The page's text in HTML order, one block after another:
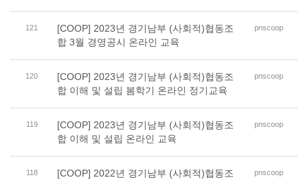
121
[COOP] 2023년 경기남부 (사회적)협동조
합 3월 경영공시 온라인 교육
pnscoop
120
[COOP] 2023년 경기남부 (사회적)협동조
합 이해 및 설립 봄학기 온라인 정기교육
pnscoop
119
[COOP] 2023년 경기남부 (사회적)협동조
합 이해 및 설립 온라인 교육
pnscoop
118
[COOP] 2022년 경기남부 (사회적)협동조
pnscoop